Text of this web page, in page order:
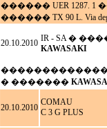
������ UER
������ TX 90 L. Via degli
20.10.2010 IR - SA �
KAWASAKI
� �������
20.10.2010
COMAU
C 3 G PLUS